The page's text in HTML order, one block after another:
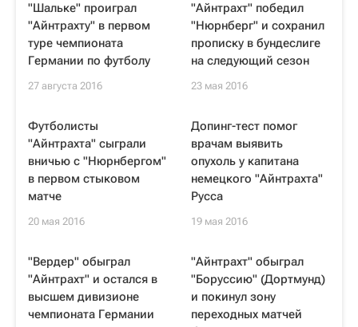
"Шальке" проиграл
"Айнтрахту" в первом
туре чемпионата
Германии по футболу
27 августа 2016
"Айнтрахт" победил
"Нюрнберг" и сохранил
прописку в бундеслиге
на следующий сезон
23 мая 2016
Футболисты
"Айнтрахта" сыграли
вничью с "Нюрнбергом"
в первом стыковом
матче
20 мая 2016
Допинг-тест помог
врачам выявить
опухоль у капитана
немецкого "Айнтрахта"
Русса
19 мая 2016
"Вердер" обыграл
"Айнтрахт" и остался в
высшем дивизионе
чемпионата Германии
"Айнтрахт" обыграл
"Боруссию" (Дортмунд)
и покинул зону
переходных матчей